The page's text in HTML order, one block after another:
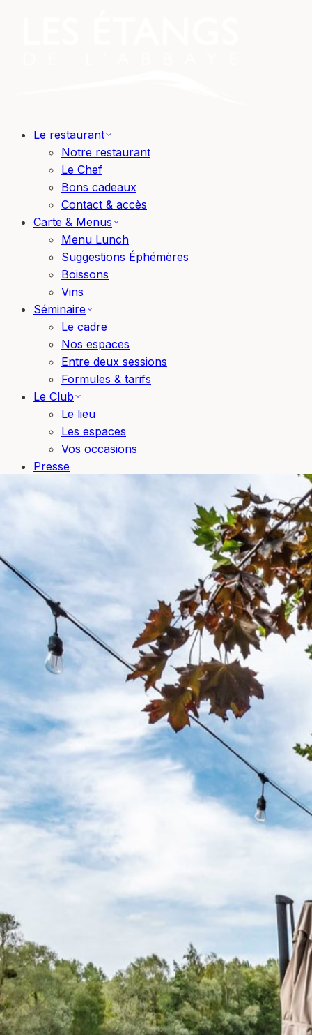
Le restaurant
Notre restaurant
Le Chef
Bons cadeaux
Contact & accès
Carte & Menus
Menu Lunch
Suggestions Éphémères
Boissons
Vins
Séminaire
Le cadre
Nos espaces
Entre deux sessions
Formules & tarifs
Le Club
Le lieu
Les espaces
Vos occasions
Presse